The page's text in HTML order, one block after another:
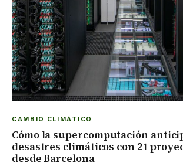
CAMBIO CLIMÁTICO
Cómo la supercomputación
desastres climáticos con 21
desde Barcelona